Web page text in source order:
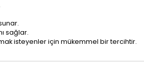
sağlar.
isteyenler için mükemmel bir tercihtir.